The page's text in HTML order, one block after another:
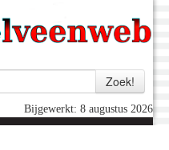
Bijgewerkt: 8 augustus 2026